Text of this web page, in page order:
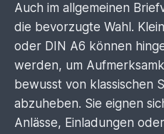
Auch im allgemeinen
die bevorzugte Wahl.
oder DIN A6 können
werden, um
bewusst von klassischen
abzuheben. Sie eignen
Anlässe, Einladungen